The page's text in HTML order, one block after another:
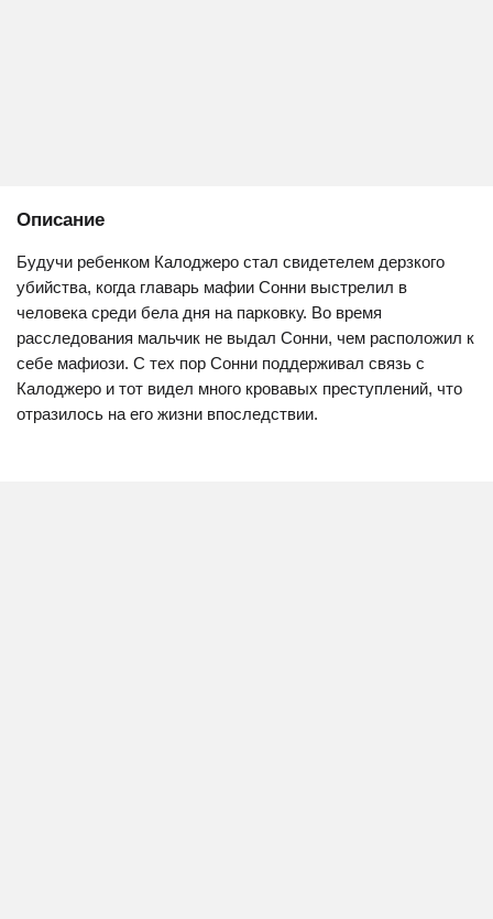
Описание
Будучи ребенком Калоджеро стал свидетелем дерзкого
убийства, когда главарь мафии Сонни выстрелил в
человека среди бела дня на парковку. Во время
расследования мальчик не выдал Сонни, чем расположил к
себе мафиози. С тех пор Сонни поддерживал связь с
Калоджеро и тот видел много кровавых преступлений, что
отразилось на его жизни впоследствии.